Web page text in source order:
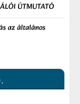
ÚTMUTATÓ
az általános